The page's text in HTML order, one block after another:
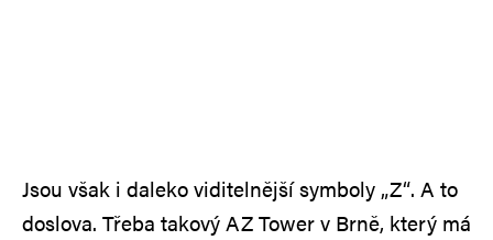
Jsou však i daleko viditelnější symboly „Z“. A to
doslova. Třeba takový AZ Tower v Brně, který má